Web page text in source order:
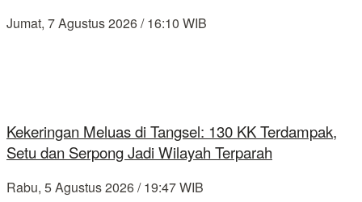
Jumat, 7 Agustus 2026 / 16:10 WIB
Kekeringan Meluas di Tangsel: 130 KK Terdampak,
Setu dan Serpong Jadi Wilayah Terparah
Rabu, 5 Agustus 2026 / 19:47 WIB